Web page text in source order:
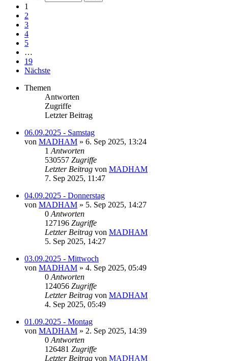
1
2
3
4
5
…
19
Nächste
Themen
Antworten
Zugriffe
Letzter Beitrag
06.09.2025 - Samstag
von MADHAM » 6. Sep 2025, 13:24
1 Antworten
530557 Zugriffe
Letzter Beitrag von MADHAM
7. Sep 2025, 11:47
04.09.2025 - Donnerstag
von MADHAM » 5. Sep 2025, 14:27
0 Antworten
127196 Zugriffe
Letzter Beitrag von MADHAM
5. Sep 2025, 14:27
03.09.2025 - Mittwoch
von MADHAM » 4. Sep 2025, 05:49
0 Antworten
124056 Zugriffe
Letzter Beitrag von MADHAM
4. Sep 2025, 05:49
01.09.2025 - Montag
von MADHAM » 2. Sep 2025, 14:39
0 Antworten
126481 Zugriffe
Letzter Beitrag von MADHAM